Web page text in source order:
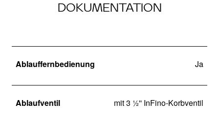
DOKUMENTATION
Ablauffernbedienung Ja
Ablaufventil mit 3 ½'' InFino-Korbventil